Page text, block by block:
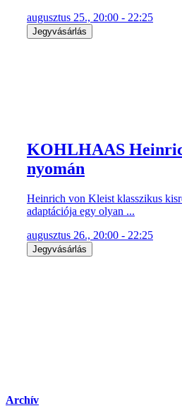
augusztus 25., 20:00 - 22:25
Jegyvásárlás
KOHLHAAS
nyomán
Heinrich von Kleist klasszikus
adaptációja egy olyan ...
augusztus 26., 20:00 - 22:25
Jegyvásárlás
Archív